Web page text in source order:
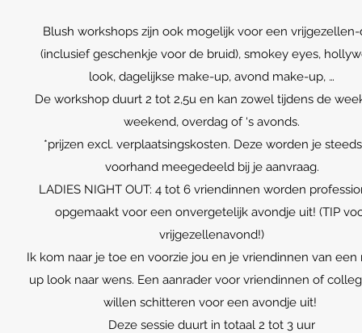
Blush workshops zijn ook mogelijk voor een
(inclusief geschenkje voor de bruid), smokey eyes,
look, dagelijkse make-up, avond make-up, …
De workshop duurt 2 tot 2,5u en kan zowel tijdens de
weekend, overdag of ‘s avonds.
*prijzen excl. verplaatsingskosten. Deze worden je
voorhand meegedeeld bij je aanvraag.
LADIES NIGHT OUT: 4 tot 6 vriendinnen worden
opgemaakt voor een onvergetelijk avondje uit! (TIP
vrijgezellenavond!)
Ik kom naar je toe en voorzie jou en je vriendinnen van een
up look naar wens. Een aanrader voor vriendinnen of
willen schitteren voor een avondje uit!
Deze sessie duurt in totaal 2 tot 3 uur